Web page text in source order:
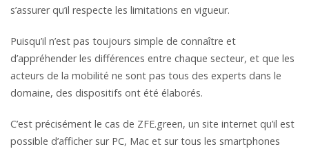
s’assurer qu’il respecte les limitations en vigueur.
Puisqu’il n’est pas toujours simple de connaître et
d’appréhender les différences entre chaque secteur, et que les
acteurs de la mobilité ne sont pas tous des experts dans le
domaine, des dispositifs ont été élaborés.
C’est précisément le cas de ZFE.green, un site internet qu’il est
possible d’afficher sur PC, Mac et sur tous les smartphones